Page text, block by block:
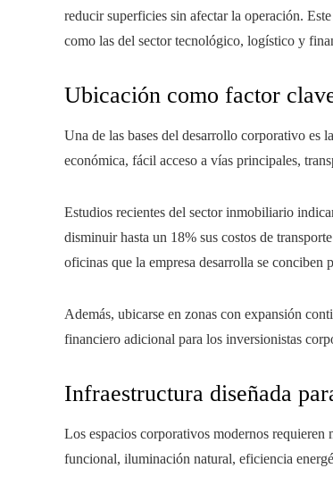
reducir superficies sin afectar la operación.
como las del sector tecnológico, logístico y
Ubicación como factor
Una de las bases del desarrollo corporativo es
económica, fácil acceso a vías principales,
Estudios recientes del sector inmobiliario
disminuir hasta un 18% sus costos de
oficinas que la empresa desarrolla se conciben
Además, ubicarse en zonas con expansión
financiero adicional para los inversionistas
Infraestructura diseñada
Los espacios corporativos modernos
funcional, iluminación natural, eficiencia